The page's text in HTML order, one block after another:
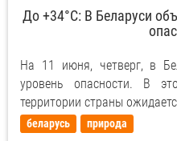
До +34°С: В Беларуси
На 11 июня, четверг, в
уровень опасности. В
территории страны
беларусь природа